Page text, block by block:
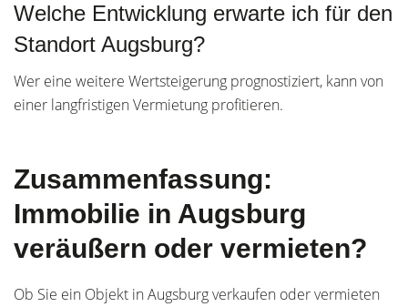
Welche Entwicklung erwarte ich für den
Standort Augsburg?
Wer eine weitere Wertsteigerung prognostiziert, kann von
einer langfristigen Vermietung profitieren.
Zusammenfassung:
Immobilie in Augsburg
veräußern oder vermieten?
Ob Sie ein Objekt in Augsburg verkaufen oder vermieten